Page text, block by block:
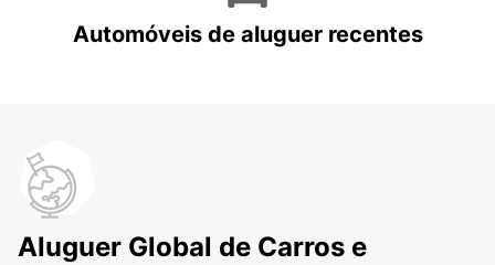
Automóveis de aluguer recentes
Aluguer Global de Carros e